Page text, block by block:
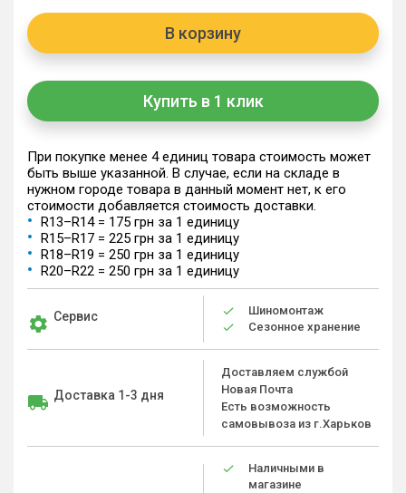
В корзину
Купить в 1 клик
При покупке менее 4 единиц товара стоимость может
быть выше указанной. В случае, если на складе в
нужном городе товара в данный момент нет, к его
стоимости добавляется стоимость доставки.
R13–R14 = 175 грн за 1 единицу
R15–R17 = 225 грн за 1 единицу
R18–R19 = 250 грн за 1 единицу
R20–R22 = 250 грн за 1 единицу
Сервис
Шиномонтаж
Сезонное хранение
Доставка 1-3 дня
Доставляем службой
Новая Почта
Есть возможность
самовывоза из г.Харьков
Наличными в
магазине